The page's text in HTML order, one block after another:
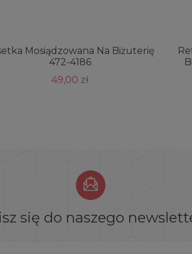
Mosiądzowana Na Biżuterię
472-4186
49,00 zł
się do naszego